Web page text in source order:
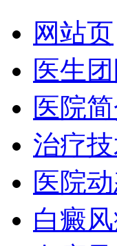
网站页
医生
医院
治疗
医院
白癜